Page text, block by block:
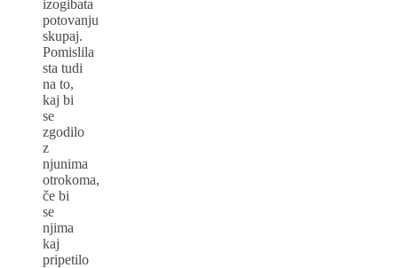
izogibata
potovanju
skupaj.
Pomislila
sta tudi
na to,
kaj bi
se
zgodilo
z
njunima
otrokoma,
če bi
se
njima
kaj
pripetilo